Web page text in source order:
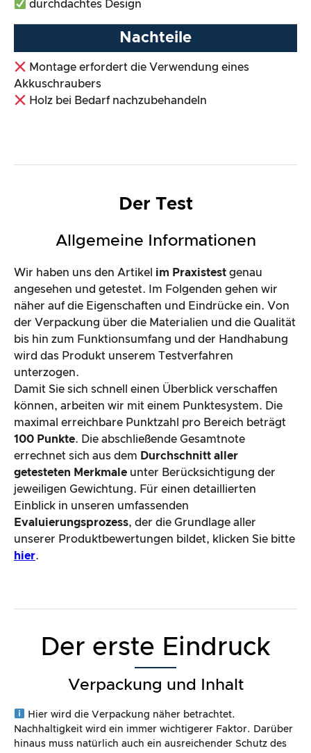
durchdachtes Design
Nachteile
Montage erfordert die Verwendung eines
Akkuschraubers
Holz bei Bedarf nachzubehandeln
Der Test
Allgemeine Informationen
Wir haben uns den Artikel im Praxistest genau
angesehen und getestet. Im Folgenden gehen wir
näher auf die Eigenschaften und Eindrücke ein. Von
der Verpackung über die Materialien und die Qualität
bis hin zum Funktionsumfang und der Handhabung
wird das Produkt unserem Testverfahren
unterzogen.
Damit Sie sich schnell einen Überblick verschaffen
können, arbeiten wir mit einem Punktesystem. Die
maximal erreichbare Punktzahl pro Bereich beträgt
100 Punkte. Die abschließende Gesamtnote
errechnet sich aus dem Durchschnitt aller
getesteten Merkmale unter Berücksichtigung der
jeweiligen Gewichtung. Für einen detaillierten
Einblick in unseren umfassenden
Evaluierungsprozess, der die Grundlage aller
unserer Produktbewertungen bildet, klicken Sie bitte
hier.
Der erste Eindruck
Verpackung und Inhalt
Hier wird die Verpackung näher betrachtet.
Nachhaltigkeit wird ein immer wichtigerer Faktor. Darüber
hinaus muss natürlich auch ein ausreichender Schutz des